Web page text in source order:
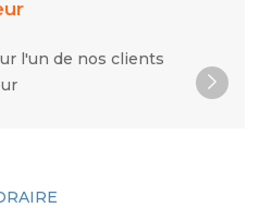
l'un de nos clients